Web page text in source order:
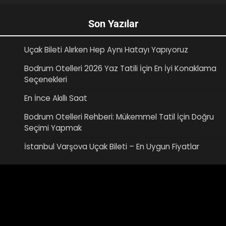
Son Yazılar
Uçak Bileti Alırken Hep Aynı Hatayı Yapıyoruz
Bodrum Otelleri 2026 Yaz Tatili İçin En İyi Konaklama
Seçenekleri
En İnce Akıllı Saat
Bodrum Otelleri Rehberi: Mükemmel Tatil İçin Doğru
Seçimi Yapmak
İstanbul Varşova Uçak Bileti – En Uygun Fiyatlar